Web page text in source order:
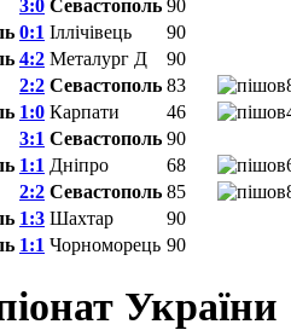
3:0 Севастополь 90
0:1 Іллічівець
90
4:2 Металург Д
90
2:2 Севастополь 83
1:0 Карпати 46
3:1 Севастополь 90
1:1 Дніпро 68
2:2 Севастополь 85
1:3 Шахтар
90
1:1 Чорноморець 90
України